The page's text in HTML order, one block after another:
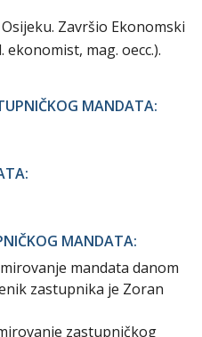
Završio Ekonomski
mag. oecc.).
MANDATA:
MANDATA:
mandata danom
zastupnika je Zoran
zastupničkog